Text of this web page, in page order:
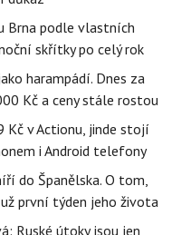
Brna podle vlastních
skřítky po celý rok
harampádí. Dnes za
Kč a ceny stále rostou
Kč v Actionu, jinde stojí
i Android telefony
do Španělska. O tom,
první týden jeho života
Ruské útoky jsou jen